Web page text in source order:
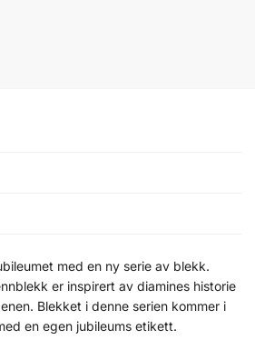
med en ny serie av blekk.
er inspirert av diamines historie
Blekket i denne serien kommer i
en egen jubileums etikett.